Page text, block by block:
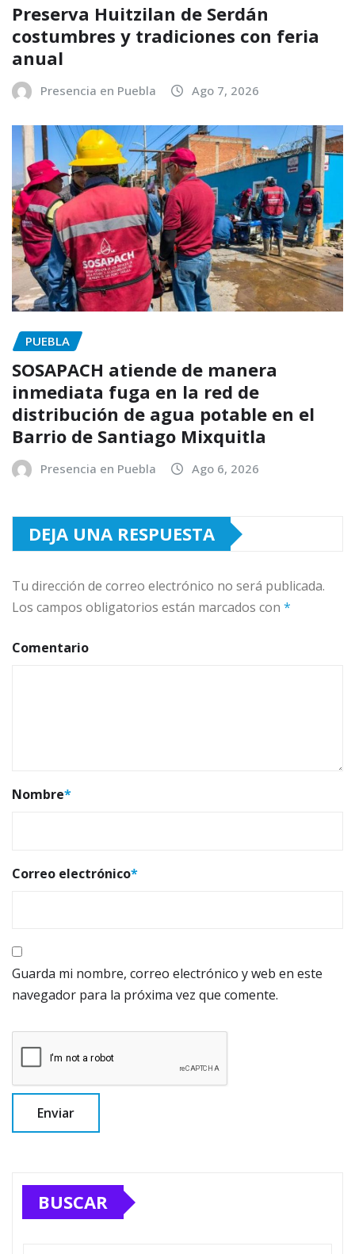
Preserva Huitzilan de Serdán
costumbres y tradiciones con feria
anual
Presencia en Puebla Ago 7, 2026
PUEBLA
SOSAPACH atiende de manera
inmediata fuga en la red de
distribución de agua potable en el
Barrio de Santiago Mixquitla
Presencia en Puebla Ago 6, 2026
DEJA UNA RESPUESTA
Tu dirección de correo electrónico no será publicada.
Los campos obligatorios están marcados con *
Comentario
Nombre*
Correo electrónico*
Guarda mi nombre, correo electrónico y web en este
navegador para la próxima vez que comente.
BUSCAR